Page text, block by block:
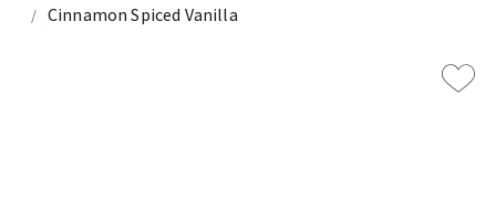
Cinnamon Spiced Vanilla